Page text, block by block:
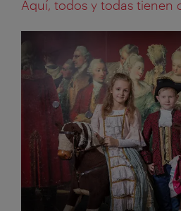
Aquí, todos y todas tienen